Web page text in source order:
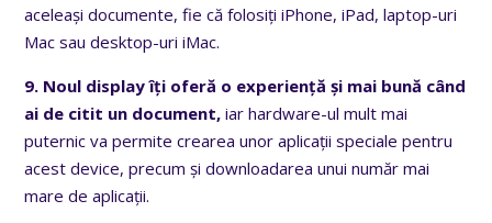
aceleași documente, fie că folosiți iPhone, iPad, laptop-uri
Mac sau desktop-uri iMac.
9. Noul display îți oferă o experiență și mai bună când
ai de citit un document, iar hardware-ul mult mai
puternic va permite crearea unor aplicații speciale pentru
acest device, precum și downloadarea unui număr mai
mare de aplicații.